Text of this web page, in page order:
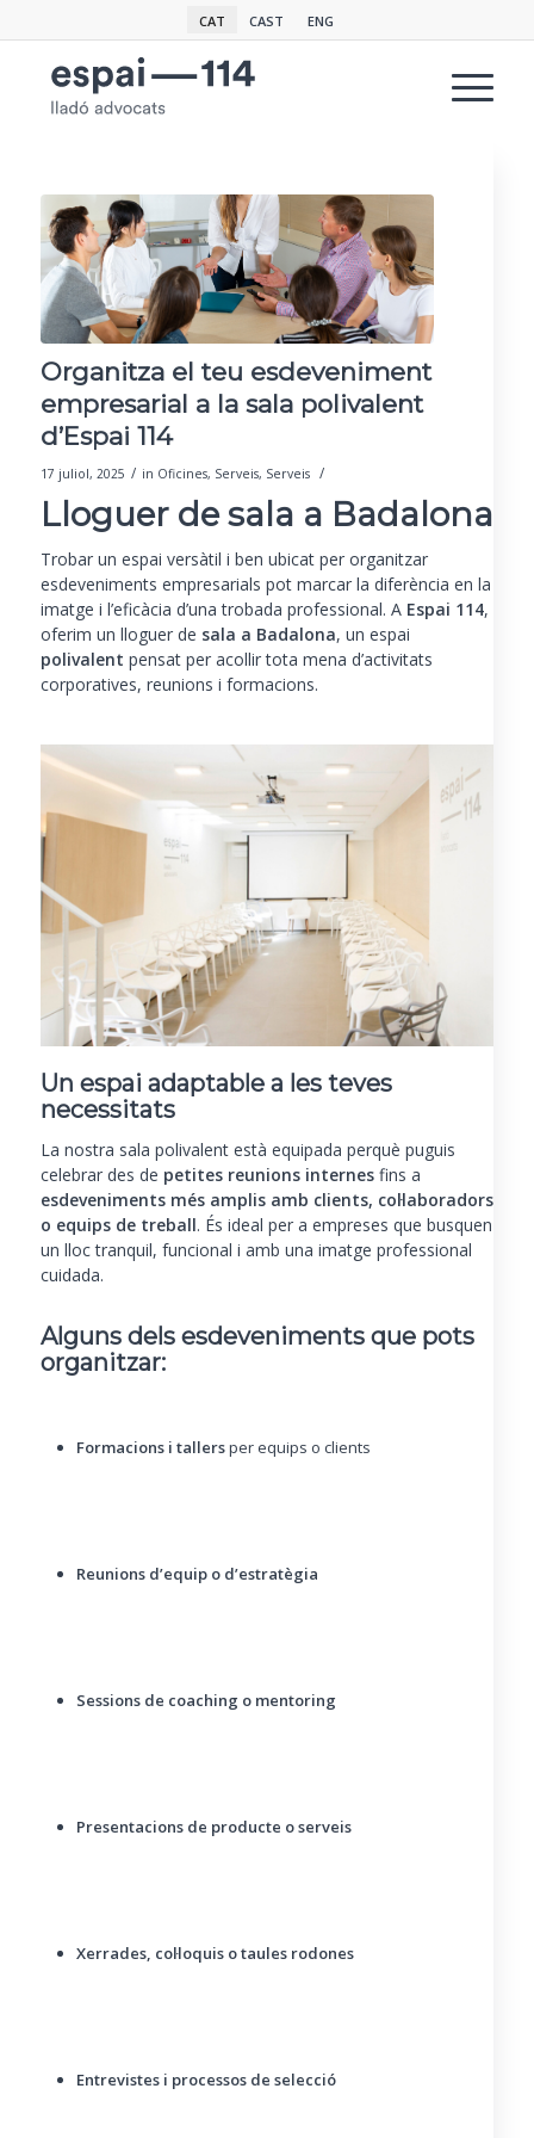
CAT CAST ENG
Organitza el teu esdeveniment
empresarial a la sala polivalent
d’Espai 114
17 juliol, 2025 / in Oficines, Serveis, Serveis /
Lloguer de sala a Badalona
Trobar un espai versàtil i ben ubicat per organitzar
esdeveniments empresarials pot marcar la diferència en la
imatge i l’eficàcia d’una trobada professional. A Espai 114,
oferim un lloguer de sala a Badalona, un espai
polivalent pensat per acollir tota mena d’activitats
corporatives, reunions i formacions.
Un espai adaptable a les teves
necessitats
La nostra sala polivalent està equipada perquè puguis
celebrar des de petites reunions internesfins a
esdeveniments més amplis amb clients, col·laboradors
o equips de treball. És ideal per a empreses que busquen
un lloc tranquil, funcional i amb una imatge professional
cuidada.
Alguns dels esdeveniments que pots
organitzar:
Formacions i tallersper equips o clients
Reunions d’equip o d’estratègia
Sessions de coaching o mentoring
Presentacions de producte o serveis
Xerrades, col·loquis o taules rodones
Entrevistes i processos de selecció